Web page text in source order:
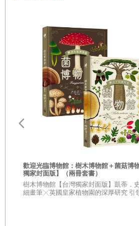
有一次，媽媽生病住院，爸爸便
顧。在老姊的領導下，鄰居媽媽直
是因為老姊威脅我們，不乖就不讓
容易盼到去醫院了，剛到時，大家
到大人說得回家了，小弟便開始哭
他一哭，我和妹妹也跟著掉淚，連
哭了。就在大家哭成一團時，老姊
出病房，我依稀記得她跟我們說：
鞋子」了。直到現在，一想起這件
相信，十幾歲的老姊居然已經這麼
歡迎光臨博物館：樹木博物館＋菌菇博
獨家封面版】（兩冊套書）
樹木博物館【台灣獨家封面版】凱蒂．
細畫筆╳英國皇家植物園的深厚研究 引